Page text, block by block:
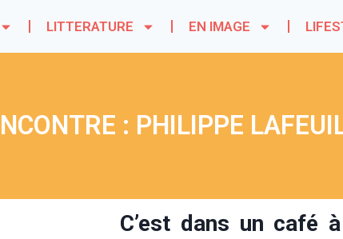
LITTERATURE EN IMAGE
: PHILIPPE
C’est dans un café